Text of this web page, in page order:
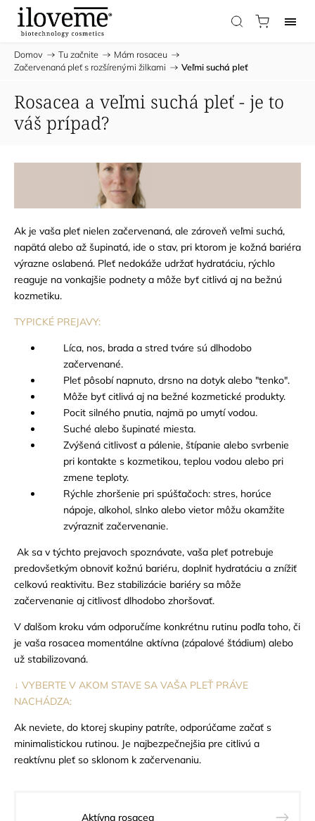
Domov / Tu začnite / Mám rosaceu /
Začervenaná pleť s rozšírenými žilkami / Veľmi suchá pleť
Rosacea a veľmi suchá pleť - je to
váš prípad?
Ak je vaša pleť nielen začervenaná, ale zároveň veľmi suchá,
napätá alebo až šupinatá, ide o stav, pri ktorom je kožná bariéra
výrazne oslabená. Pleť nedokáže udržať hydratáciu, rýchlo
reaguje na vonkajšie podnety a môže byť citlivá aj na bežnú
kozmetiku.
TYPICKÉ PREJAVY:
Líca, nos, brada a stred tváre sú dlhodobo
začervenané.
Pleť pôsobí napnuto, drsno na dotyk alebo "tenko".
Môže byť citlivá aj na bežné kozmetické produkty.
Pocit silného pnutia, najmä po umytí vodou.
Suché alebo šupinaté miesta.
Zvýšená citlivosť a pálenie, štípanie alebo svrbenie
pri kontakte s kozmetikou, teplou vodou alebo pri
zmene teploty.
Rýchle zhoršenie pri spúšťačoch: stres, horúce
nápoje, alkohol, slnko alebo vietor môžu okamžite
zvýrazniť začervenanie.
Ak sa v týchto prejavoch spoznávate, vaša pleť potrebuje
predovšetkým obnoviť kožnú bariéru, doplniť hydratáciu a znížiť
celkovú reaktivitu. Bez stabilizácie bariéry sa môže
začervenanie aj citlivosť dlhodobo zhoršovať.
V ďalšom kroku vám odporučíme konkrétnu rutinu podľa toho, či
je vaša rosacea momentálne aktívna (zápalové štádium) alebo
už stabilizovaná.
↓ VYBERTE V AKOM STAVE SA VAŠA PLEŤ PRÁVE
NACHÁDZA:
Ak neviete, do ktorej skupiny patríte, odporúčame začať s
minimalistickou rutinou. Je najbezpečnejšia pre citlivú a
reaktívnu pleť so sklonom k začervenaniu.
Aktívna rosacea